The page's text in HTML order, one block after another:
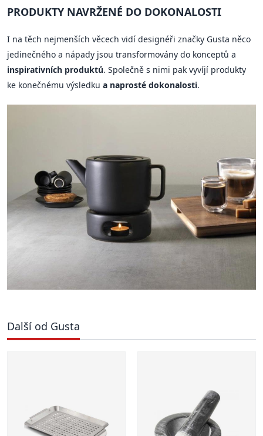
PRODUKTY NAVRŽENÉ DO DOKONALOSTI
I na těch nejmenších věcech vidí designéři značky Gusta něco
jedinečného a nápady jsou transformovány do konceptů a
inspirativních produktů. Společně s nimi pak vyvíjí produkty
ke konečnému výsledku a naprosté dokonalosti.
Další od Gusta